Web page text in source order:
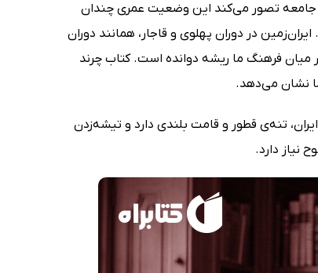
جامعه تصور می‌کند این وضعیت عمری چندان
در دوران پهلوی و قاجار، همانند دوران
میان فرهنگ ما ریشه دوانده است. کتاب چرند
نشان می‌دهد.
تنه‌ی قطور و قامت بلندی دارد و تیشه‌زدن
نیاز دارد.